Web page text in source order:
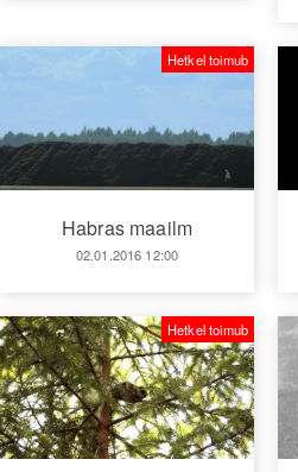
Habras maailm
02.01.2016 12:00
Hetkel toimub
Hetkel toimub